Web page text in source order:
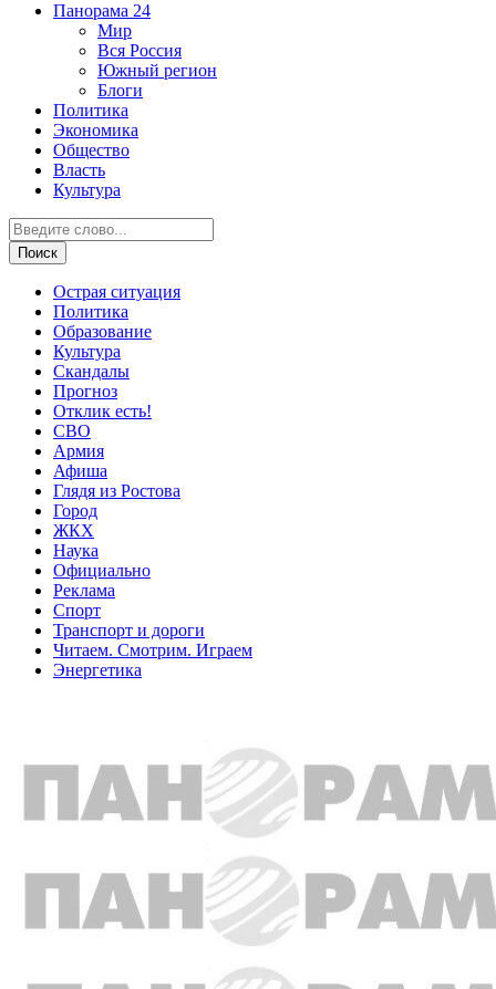
Панорама 24
Мир
Вся Россия
Южный регион
Блоги
Политика
Экономика
Общество
Власть
Культура
Острая ситуация
Политика
Образование
Культура
Скандалы
Прогноз
Отклик есть!
СВО
Армия
Афиша
Глядя из Ростова
Город
ЖКХ
Наука
Официально
Реклама
Спорт
Транспорт и дороги
Читаем. Смотрим. Играем
Энергетика